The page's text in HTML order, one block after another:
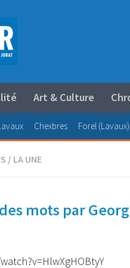
Art & Culture
Chexbres Forel (Lavaux)
/ LA UNE
mots par